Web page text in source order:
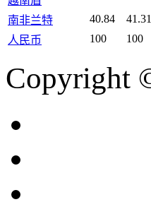
南非兰特
40.84 41.31
人民币
100 100
Copyright